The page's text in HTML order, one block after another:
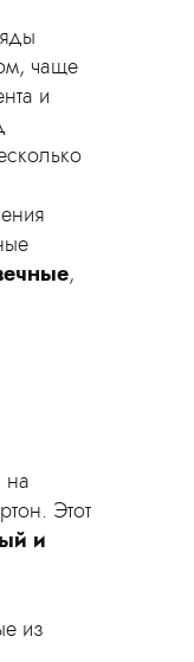
чаще
и
,
на
Этот
и
из